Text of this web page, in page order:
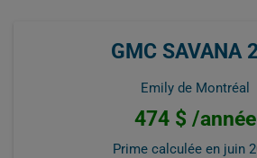
GMC SAVANA
Emily de Montréal
474 $ /année
Prime calculée en juin